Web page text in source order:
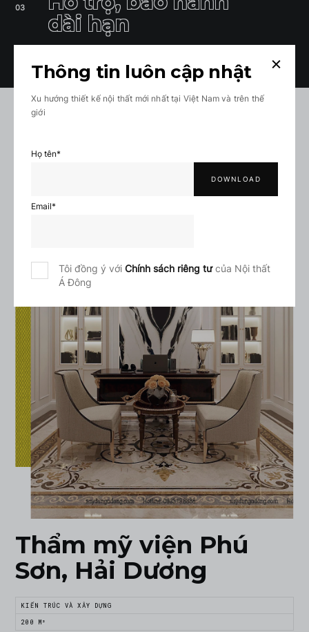
Thông tin luôn cập nhật
Xu hướng thiết kế nội thất mới nhất tại Việt Nam và trên thế
giới
Họ tên*
Email*
Tôi đồng ý với Chính sách riêng tưcủa Nội thất
Á Đông
dài hạn
Thẩm mỹ viện Phú
Sơn, Hải Dương
KIẾN TRÚC VÀ XÂY DỰNG
200 M²